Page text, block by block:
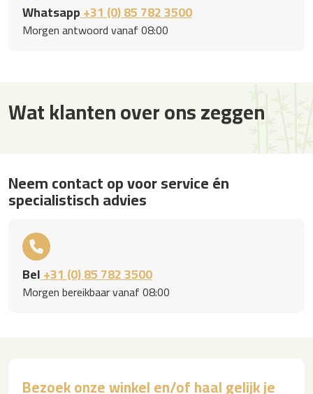
Whatsapp+31 (0) 85 782 3500
Morgen antwoord vanaf 08:00
Wat klanten over ons zeggen
Neem contact op voor service én
specialistisch advies
Bel+31 (0) 85 782 3500
Morgen bereikbaar vanaf 08:00
Bezoek onze winkel en/of haal gelijk je